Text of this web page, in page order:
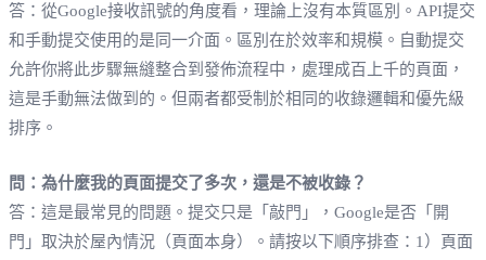
答：從Google接收訊號的角度看，理論上沒有本質區別。API提交
和手動提交使用的是同一介面。區別在於效率和規模。自動提交
允許你將此步驟無縫整合到發佈流程中，處理成百上千的頁面，
這是手動無法做到的。但兩者都受制於相同的收錄邏輯和優先級
排序。
問：為什麼我的頁面提交了多次，還是不被收錄？
答：這是最常見的問題。提交只是「敲門」，Google是否「開
門」取決於屋內情況（頁面本身）。請按以下順序排查：1）頁面